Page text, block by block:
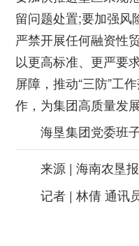
留问题处置;要加强风
严禁开展任何融资性
以更高标准、更严要
屏障，推动“三防”工
作，为集团高质量发
海垦集团党委班子
来源 | 海南农垦报
记者 | 林倩 通讯